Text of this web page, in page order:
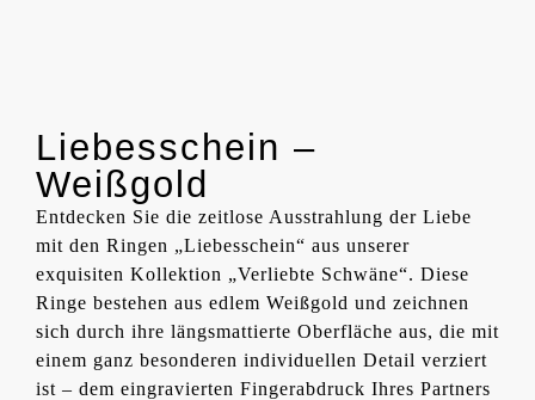
Liebesschein –
Weißgold
Entdecken Sie die zeitlose Ausstrahlung der Liebe
mit den Ringen „Liebesschein“ aus unserer
exquisiten Kollektion „Verliebte Schwäne“. Diese
Ringe bestehen aus edlem Weißgold und zeichnen
sich durch ihre längsmattierte Oberfläche aus, die mit
einem ganz besonderen individuellen Detail verziert
ist – dem eingravierten Fingerabdruck Ihres Partners